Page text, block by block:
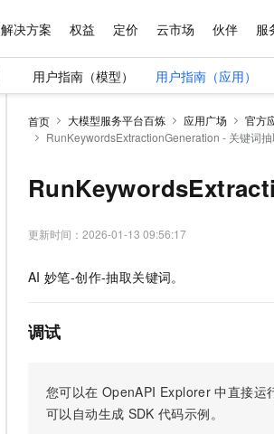
解决方案 权益 定价 云市场 伙伴 服
用户指南（模型） 用户指南（应用）
首页 大模型服务平台百炼 应用广场 官方
RunKeywordsExtractionGeneration - 关键词抽
更新时间： 2026-01-13 09:56:17
AI 妙笔-创作-抽取关键词。
调试
您可以在 OpenAPI Explorer 中直接运
可以自动生成 SDK 代码示例。
千问AI平台
大模型
文本生成
Qwen3.8-Max HOT
Qwen3.7-Plus
Qwen3-VL-Plus
视觉 Coding、空间感知、多模态思考等全面升级
精选产品
大模型服务平台百炼 大模型
千问大模型 大模型
随时随地安全接入的云上超级电脑
面向分析的企业级SaaS模式云数据仓库
域名
对象
提供
精选解决方案
千问办公，解锁你的工作新方式 NEW
Agency Agents：拥有专属领域专家
睿译
GLM-
普惠上云
普惠上云 官方力荐
官方推荐返现计划
高校专属算力普惠，学生认证享300元代金券
免费试用
最高领取价值200元试用点，立即开启云上创新
AI 产品 免费试用
AI
智启
阿里
送.CN
产品定价
了解云产品的定价详情
云上成本管理
价
自助
价
精选商城
网站建设
Salesforce 国际版订阅
友盟天域
观测云
蓝凌 OA
数
数据
成为销售伙伴
分销伙伴
AI 大模型销售与服务生态合作计划
成
产品
售前咨询
在线服务
售后服务
自助服务
短信专区
企
企业
为什么选择阿里云
什么是云计算
安全合规
分析师报告
AI 算法大赛
云开发大赛
最
云上